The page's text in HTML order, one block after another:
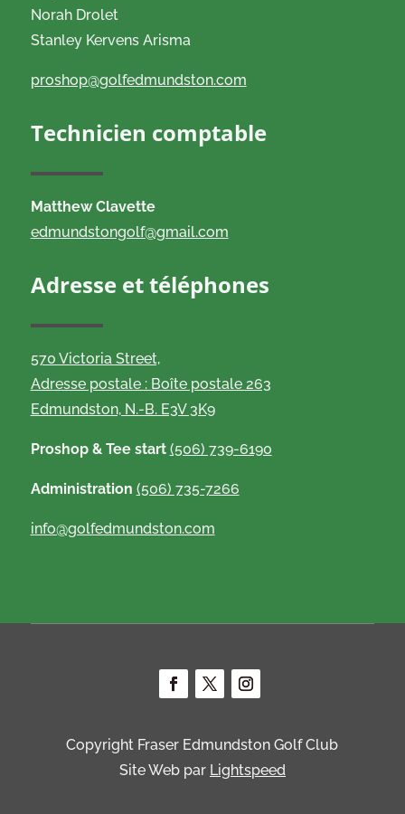
Norah Drolet
Stanley Kervens Arisma
proshop@golfedmundston.com
Technicien comptable
Matthew Clavette
edmundstongolf@gmail.com
Adresse et téléphones
570 Victoria Street,
Adresse postale : Boîte postale 263
Edmundston, N.-B. E3V 3K9
Proshop & Tee start (506) 739-6190
Administration (506) 735-7266
info@golfedmundston.com
Copyright Fraser Edmundston Golf Club
Site Web par Lightspeed